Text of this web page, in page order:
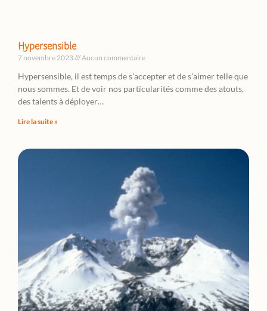
Hypersensible
7 novembre 2023 Aucun commentaire
Hypersensible, il est temps de s’accepter et de s’aimer telle que
nous sommes. Et de voir nos particularités comme des atouts,
des talents à déployer…
Lire la suite »